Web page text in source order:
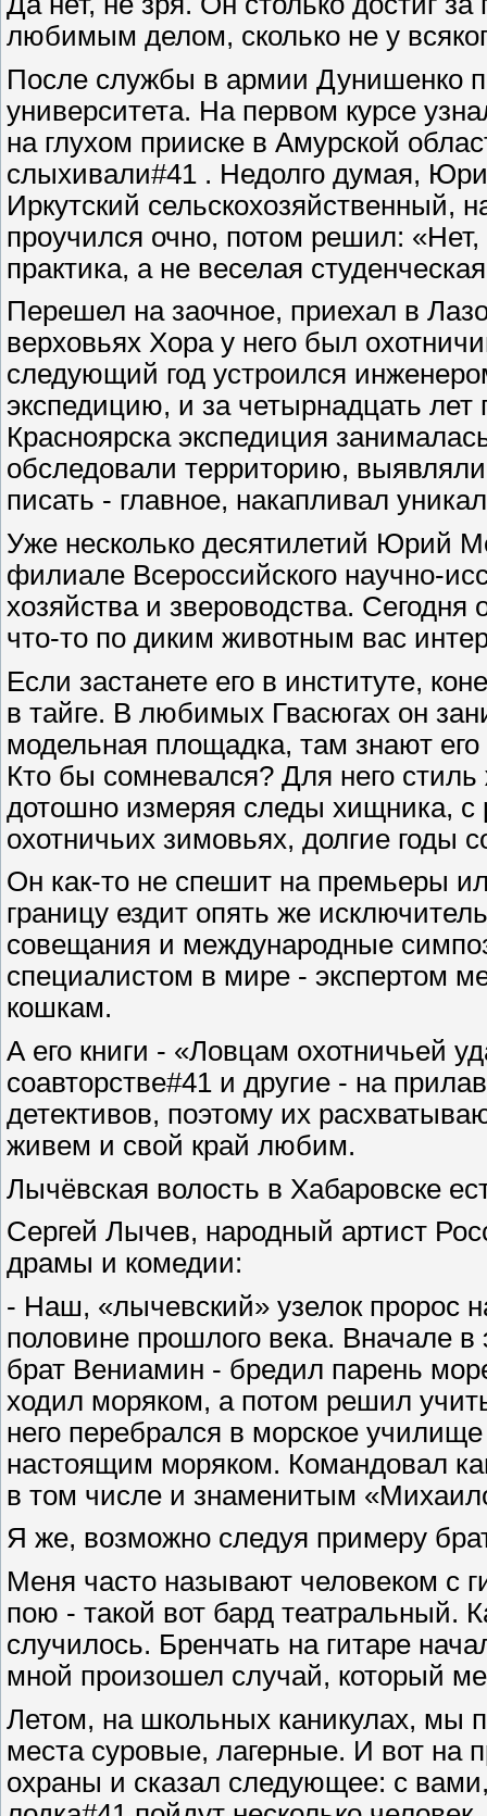
любимым делом, сколько не у
После службы в армии Дунишенко
университета. На первом курсе
на глухом прииске в Амурской
слыхивали#41 . Недолго думая,
Иркутский сельскохозяйственный,
проучился очно, потом решил:
практика, а не веселая
Перешел на заочное, приехал в
верховьях Хора у него был
следующий год устроился
экспедицию, и за четырнадцать
Красноярска экспедиция
обследовали территорию,
писать - главное, накапливал
Уже несколько десятилетий Юрий
филиале Всероссийского научно-
хозяйства и звероводства.
что-то по диким животным вас
Если застанете его в институте,
в тайге. В любимых Гвасюгах он
модельная площадка, там знают его
Кто бы сомневался? Для него
дотошно измеряя следы хищника, с
охотничьих зимовьях, долгие годы
Он как-то не спешит на премьеры
границу ездит опять же
совещания и международные
специалистом в мире - экспертом
кошкам.
А его книги - «Ловцам охотничьей
соавторстве#41 и другие - на
детективов, поэтому их
живем и свой край любим.
Лычёвская волость в Хабаровске
Сергей Лычев, народный артист
драмы и комедии:
- Наш, «лычевский» узелок пророс
половине прошлого века. Вначале в
брат Вениамин - бредил парень
ходил моряком, а потом решил
него перебрался в морское
настоящим моряком. Командовал
в том числе и знаменитым
Я же, возможно следуя примеру
Меня часто называют человеком с
пою - такой вот бард театральный.
случилось. Бренчать на гитаре
мной произошел случай, который
Летом, на школьных каникулах, мы
места суровые, лагерные. И вот на
охраны и сказал следующее: с